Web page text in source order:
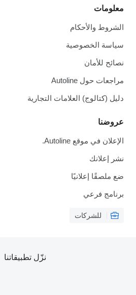
معلومات
الشروط والأحكام
سياسة الخصوصية
نصائح للأمان
مراجعات حول Autoline
دليل (كتالوج) العلامات التجارية
عروضنا
الإعلان في موقع Autoline.
نشر إعلانك
ضع ملصقًا إعلانيًا
برنامج فرعي
للشركات
نزّل تطبيقاتنا